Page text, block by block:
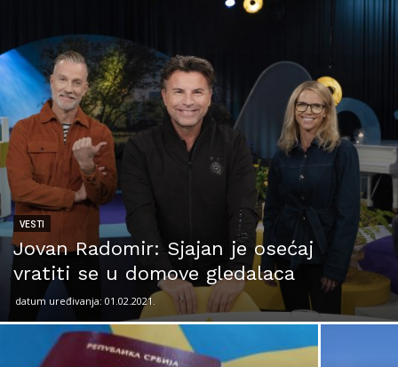
VESTI
Jovan Radomir: Sjajan je osećaj
vratiti se u domove gledalaca
datum uređivanja: 01.02.2021.